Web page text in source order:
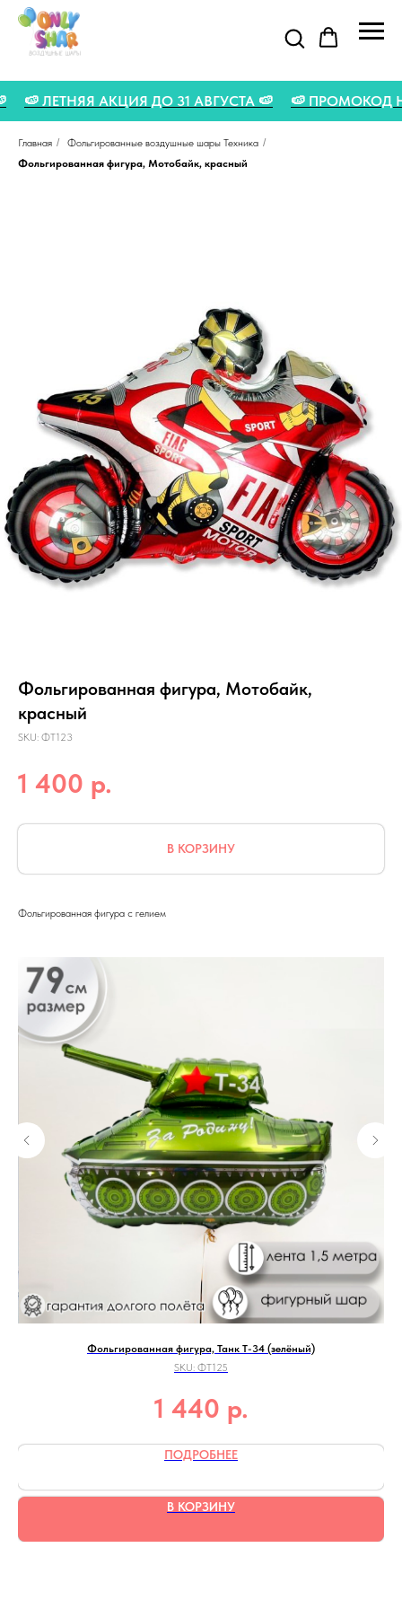
🍉 🍉 ЛЕТНЯЯ АКЦИЯ ДО 31 АВГУСТА 🍉 🍉
Главная / Фольгированные воздушные шары Техника /
Фольгированная фигура, Мотобайк, красный
Фольгированная фигура, Мотобайк,
красный
SKU: ФТ123
1 400 р.
В КОРЗИНУ
Фольгированная фигура с гелием
Фольгированная фигура, Танк Т-34 (зелёный)
SKU: ФТ125
1 440 р.
ПОДРОБНЕЕ
В КОРЗИНУ